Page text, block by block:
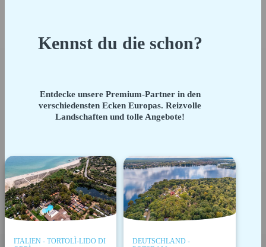
Kennst du die schon?
Entdecke unsere Premium-Partner in den
verschiedensten Ecken Europas. Reizvolle
Landschaften und tolle Angebote!
ITALIEN - TORTOLÌ-LIDO DI
DEUTSCHLAND -